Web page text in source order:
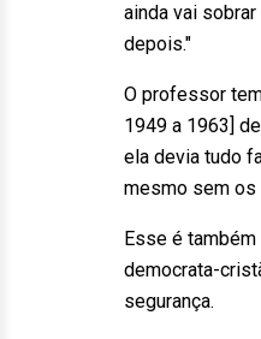
ainda vai
depois."
O professor
1949 a 1963]
ela devia tudo
mesmo sem os
Esse é
democrata-
segurança.